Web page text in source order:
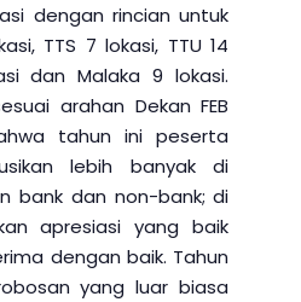
dengan rincian untuk
TTS 7 lokasi, TTU 14
dan Malaka 9 lokasi.
arahan Dekan FEB
tahun ini peserta
lebih banyak di
bank dan non-bank; di
apresiasi yang baik
dengan baik. Tahun
yang luar biasa